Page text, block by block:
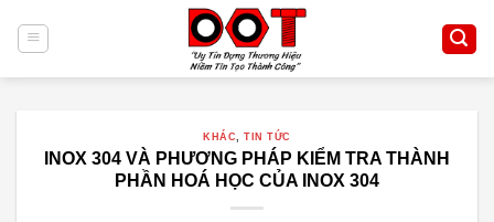
content
KHÁC ,TIN TỨC
INOX 304 VÀ PHƯƠNG PHÁP KIỂM TRA THÀNH
PHẦN HOÁ HỌC CỦA INOX 304